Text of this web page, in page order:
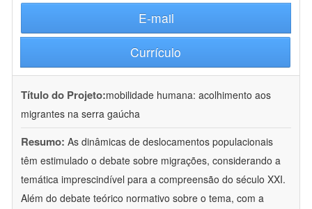
E-mail
Currículo
Título do Projeto:mobilidade humana: acolhimento aos
migrantes na serra gaúcha
Resumo: As dinâmicas de deslocamentos populacionais
têm estimulado o debate sobre migrações, considerando a
temática imprescindível para a compreensão do século XXI.
Além do debate teórico normativo sobre o tema, com a